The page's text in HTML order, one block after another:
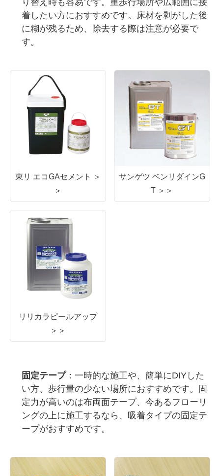
り替え時も容易です。重歩行場所や広範囲に接
着したい方におすすめです。床材を剥がした後
に糊が残るため、除去する際は注意が必要で
す。
東リ エコGAセメント ＞
＞
サンゲツ ベンリダインG
T ＞＞
リリカラピールアップ
＞＞
固定テープ：一時的な施工や、簡単にDIYした
い方、歩行量の少ない場所におすすめです。固
定力が高いのは布両面テープ、今あるフローリ
ングの上に施工するなら、吸着タイプの固定テ
ープがおすすめです。